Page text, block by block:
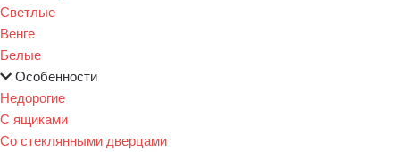
Светлые
Венге
Белые
Особенности
Недорогие
С ящиками
Со стеклянными дверцами